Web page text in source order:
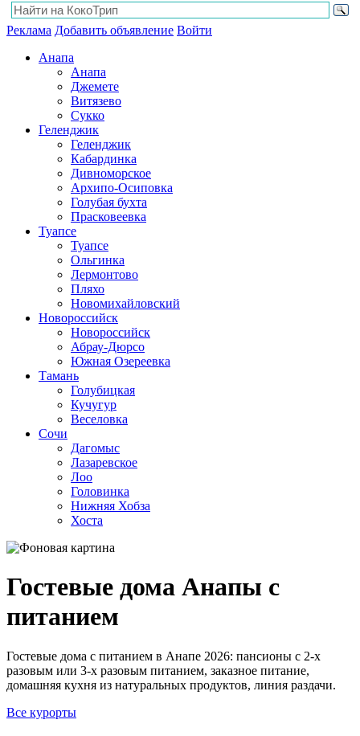
Реклама Добавить объявление Войти
Анапа
Анапа
Джемете
Витязево
Сукко
Геленджик
Геленджик
Кабардинка
Дивноморское
Архипо-Осиповка
Голубая бухта
Прасковеевка
Туапсе
Туапсе
Ольгинка
Лермонтово
Пляхо
Новомихайловский
Новороссийск
Новороссийск
Абрау-Дюрсо
Южная Озереевка
Тамань
Голубицкая
Кучугур
Веселовка
Сочи
Дагомыс
Лазаревское
Лоо
Головинка
Нижняя Хобза
Хоста
Гостевые дома Анапы с
питанием
Гостевые дома с питанием в Анапе 2026: пансионы с 2-х
разовым или 3-х разовым питанием, заказное питание,
домашняя кухня из натуральных продуктов, линия раздачи.
Все курорты